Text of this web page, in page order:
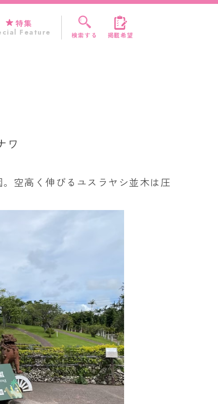
特集
Feature 検索する 掲載希望
ワ
空高く伸びるユスラヤシ並木は圧
国イル
＠東
ーション。
沖縄で♪
［1/16-5/24］南国ECOライ
ツ2026＠東南植物楽園
イルミネーションアワード2025全国
第1位受賞！
詳細を見る